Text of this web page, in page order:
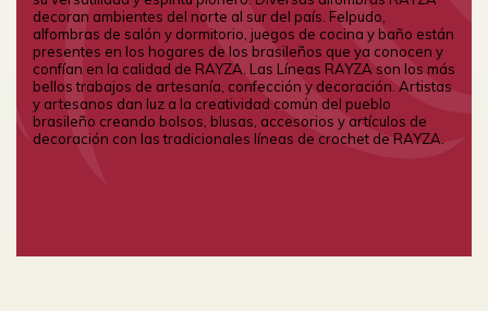
decoran ambientes del norte al sur del país. Felpudo,
alfombras de salón y dormitorio, juegos de cocina y baño están
presentes en los hogares de los brasileños que ya conocen y
confían en la calidad de RAYZA. Las Líneas RAYZA son los más
bellos trabajos de artesanía, confección y decoración. Artistas
y artesanos dan luz a la creatividad común del pueblo
brasileño creando bolsos, blusas, accesorios y artículos de
decoración con las tradicionales líneas de crochet de RAYZA.